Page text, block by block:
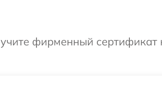
фирменный сертификат